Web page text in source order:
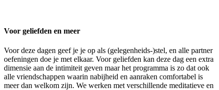
Voor geliefden en meer
Voor deze dagen geef je je op als (gelegenheids-)stel, en alle partner
oefeningen doe je met elkaar. Voor geliefden kan deze dag een extra
dimensie aan de intimiteit geven maar het programma is zo dat ook
alle vriendschappen waarin nabijheid en aanraken comfortabel is
meer dan welkom zijn. We werken met verschillende meditatieve en